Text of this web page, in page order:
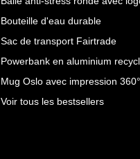
Bouteille d'eau durable
Sac de transport Fairtrade
Powerbank en aluminium
Mug Oslo avec impression 360°
Voir tous les bestsellers